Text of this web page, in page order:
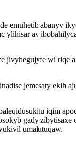
emuhetib abanyv
ylihisar av
jivyhegujyfe wi
jemesaty ekih
iqim
gady
umalutuqaw.